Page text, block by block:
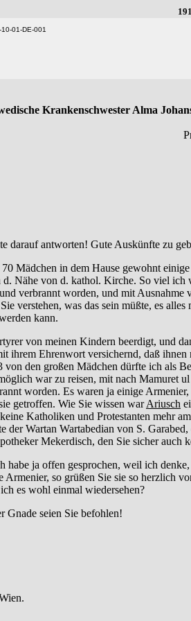
01-DE-001
Krankenschwester Alma
darauf antworten! Gute Auskünfte zu
Mädchen in dem Hause gewohnt
Nähe von d. kathol. Kirche. So viel
verbrannt worden, und mit
verstehen, was das sein müßte, es alles
kann.
von meinen Kindern beerdigt, und
ihrem Ehrenwort versichernd, daß
den großen Mädchen dürfte ich als
war zu reisen, mit nach Mamuret
worden. Es waren ja einige
getroffen. Wie Sie wissen warAriusch
Katholiken und Protestanten mehr
Wartan Wartabedian von S.
Mekerdisch, den Sie sicher auch
ja offen gesprochen, weil ich denke,
so grüßen Sie sie so herzlich
es wohl einmal wiedersehen?
Gnade seien Sie befohlen!